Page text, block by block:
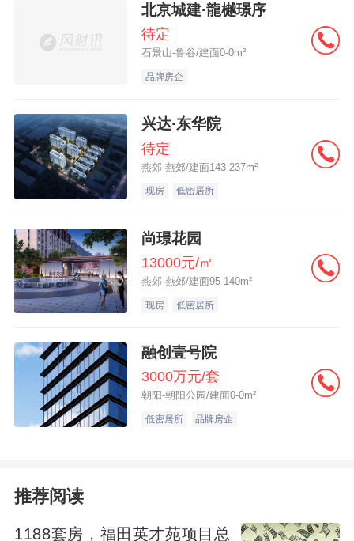
北京城建·龍樾璟序
待定
石景山-鲁谷/建面0-0m²
品牌房企
兴达·东华院
待定
燕郊-燕郊/建面143-237m²
现房 低密居所
尚璟花园
13000元/㎡
燕郊-燕郊/建面95-140m²
现房 低密居所
融创壹号院
3000万元/套
朝阳-朝阳公园/建面0-0m²
低密居所 品牌房企
推荐阅读
1188套房，福田英才苑项目总